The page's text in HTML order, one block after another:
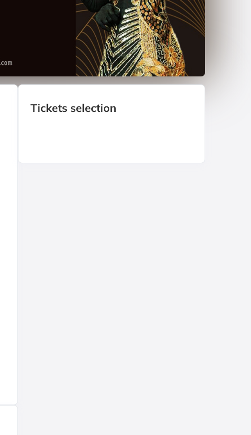
Tickets selection